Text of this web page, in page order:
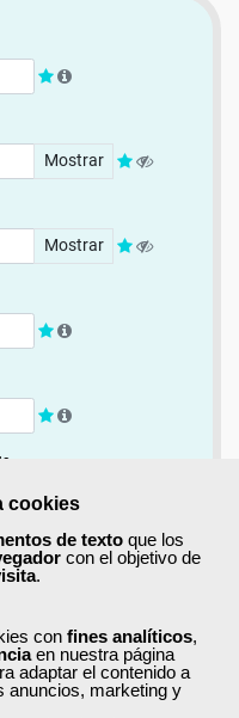
cookies
de texto que los
con el objetivo de
.
con fines analíticos,
en nuestra página
adaptar el contenido a
anuncios, marketing y
Mostrar
Mostrar
adelante
cursos, ofertas